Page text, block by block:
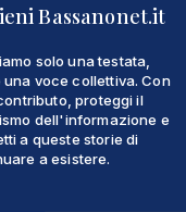
Bassanonet.it
solo una testata,
una voce collettiva. Con
proteggi il
dell'informazione e
a queste storie di
a esistere.